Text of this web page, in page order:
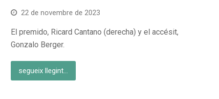
22 de novembre de 2023
El premido, Ricard Cantano (derecha) y el accésit,
Gonzalo Berger.
segueix llegint...